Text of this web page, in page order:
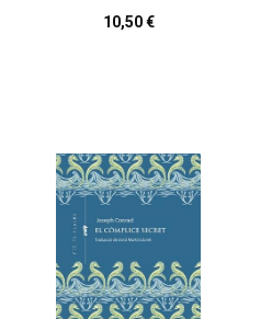
10,50 €